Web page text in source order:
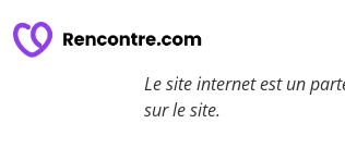
Le site internet est un
sur le site.